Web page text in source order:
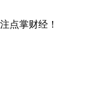
点掌财经！